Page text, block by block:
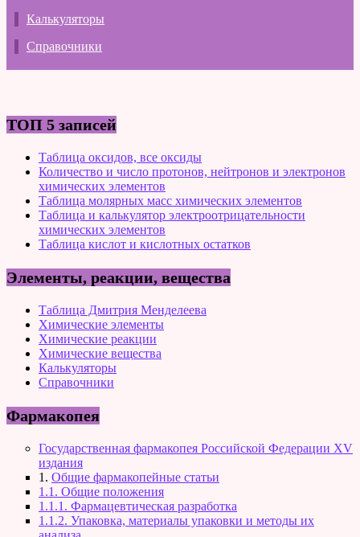
Калькуляторы
Справочники
ТОП 5 записей
Таблица оксидов, все оксиды
Количество и число протонов, нейтронов и электронов
химических элементов
Таблица молярных масс химических элементов
Таблица и калькулятор электроотрицательности
химических элементов
Таблица кислот и кислотных остатков
Элементы, реакции, вещества
Таблица Дмитрия Менделеева
Химические элементы
Химические реакции
Химические вещества
Калькуляторы
Справочники
Фармакопея
Государственная фармакопея Российской Федерации XV
издания
1. Общие фармакопейные статьи
1.1. Общие положения
1.1.1. Фармацевтическая разработка
1.1.2. Упаковка, материалы упаковки и методы их